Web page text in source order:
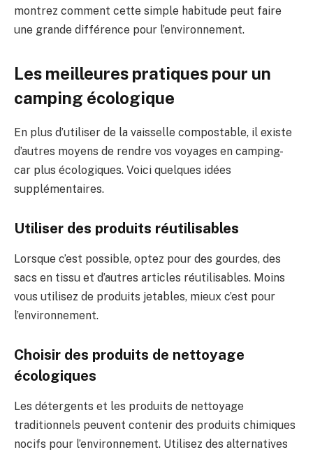
montrez comment cette simple habitude peut faire
une grande différence pour l’environnement.
Les meilleures pratiques pour un
camping écologique
En plus d’utiliser de la vaisselle compostable, il existe
d’autres moyens de rendre vos voyages en camping-
car plus écologiques. Voici quelques idées
supplémentaires.
Utiliser des produits réutilisables
Lorsque c’est possible, optez pour des gourdes, des
sacs en tissu et d’autres articles réutilisables. Moins
vous utilisez de produits jetables, mieux c’est pour
l’environnement.
Choisir des produits de nettoyage
écologiques
Les détergents et les produits de nettoyage
traditionnels peuvent contenir des produits chimiques
nocifs pour l’environnement. Utilisez des alternatives